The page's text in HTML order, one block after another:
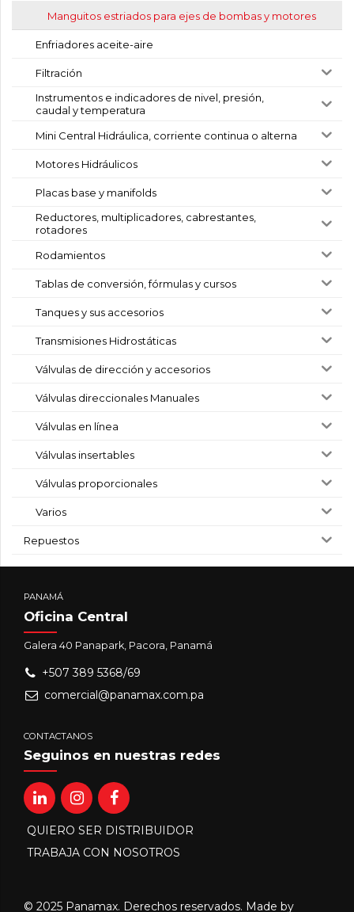
Manguitos estriados para ejes de bombas y motores
Enfriadores aceite-aire
Filtración
Instrumentos e indicadores de nivel, presión,
caudal y temperatura
Mini Central Hidráulica, corriente continua o alterna
Motores Hidráulicos
Placas base y manifolds
Reductores, multiplicadores, cabrestantes,
rotadores
Rodamientos
Tablas de conversión, fórmulas y cursos
Tanques y sus accesorios
Transmisiones Hidrostáticas
Válvulas de dirección y accesorios
Válvulas direccionales Manuales
Válvulas en línea
Válvulas insertables
Válvulas proporcionales
Varios
Repuestos
PANAMÁ
Oficina Central
Galera 40 Panapark, Pacora, Panamá
+507 389 5368/69
comercial@panamax.com.pa
CONTACTANOS
Seguinos en nuestras redes
QUIERO SER DISTRIBUIDOR
TRABAJA CON NOSOTROS
© 2025 Panamax. Derechos reservados. Made by